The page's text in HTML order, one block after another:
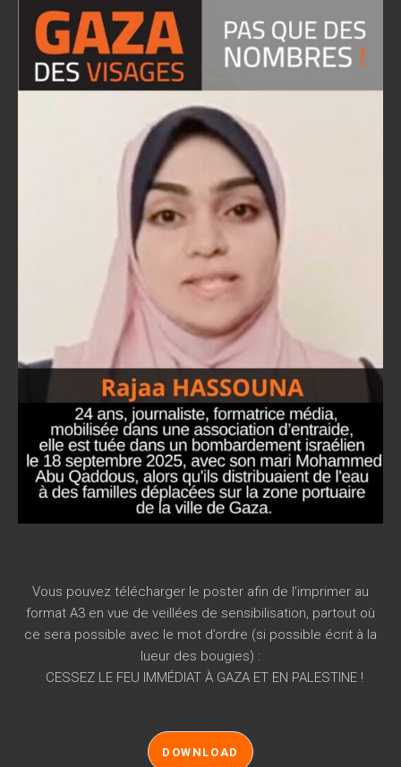
Vous pouvez télécharger le poster afin de l’imprimer au
format A3 en vue de veillées de sensibilisation, partout où
ce sera possible avec le mot d’ordre (si possible écrit à la
lueur des bougies) :
CESSEZ LE FEU IMMÉDIAT À GAZA ET EN PALESTINE !
DOWNLOAD